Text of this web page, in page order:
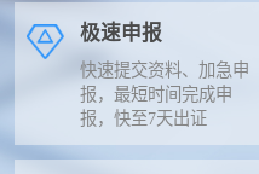
极速申报
快速提交资料、加急申
报，最短时间完成申
报，快至7天出证